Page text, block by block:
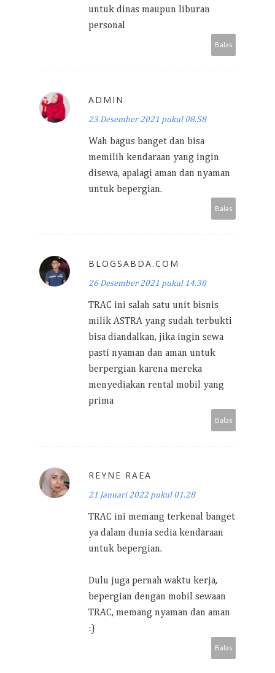
untuk dinas maupun liburan
personal
Balas
ADMIN
23 Desember 2021 pukul 08.58
Wah bagus banget dan bisa
memilih kendaraan yang ingin
disewa, apalagi aman dan nyaman
untuk bepergian.
Balas
BLOGSABDA.COM
26 Desember 2021 pukul 14.30
TRAC ini salah satu unit bisnis
milik ASTRA yang sudah terbukti
bisa diandalkan, jika ingin sewa
pasti nyaman dan aman untuk
berpergian karena mereka
menyediakan rental mobil yang
prima
Balas
REYNE RAEA
21 Januari 2022 pukul 01.28
TRAC ini memang terkenal banget
ya dalam dunia sedia kendaraan
untuk bepergian.
Dulu juga pernah waktu kerja,
bepergian dengan mobil sewaan
TRAC, memang nyaman dan aman
:)
Balas